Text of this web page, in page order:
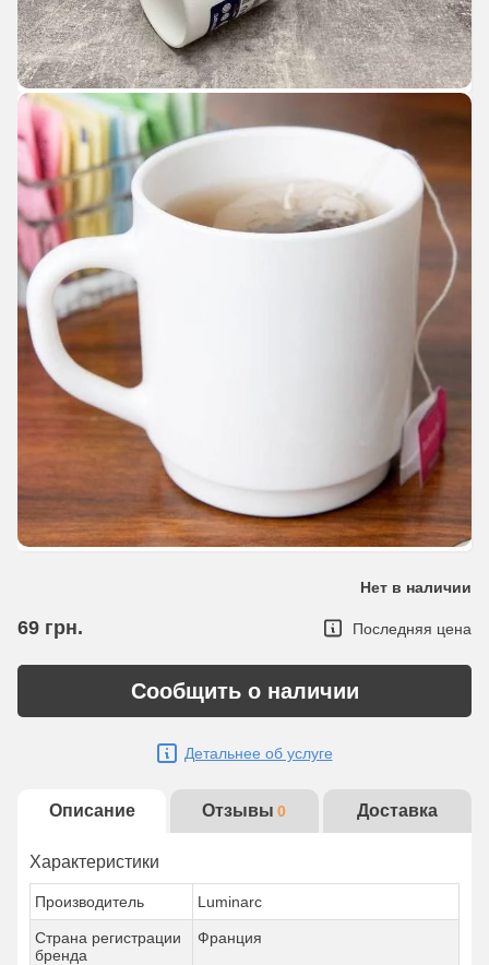
Нет в наличии
69 грн. Последняя цена
Сообщить о наличии
Детальнее об услуге
Описание Отзывы 0 Доставка
Характеристики
Производитель Luminarc
Страна регистрации
бренда
Франция